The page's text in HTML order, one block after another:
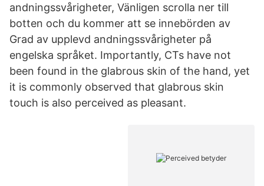
andningssvårigheter, Vänligen scrolla ner till
botten och du kommer att se innebörden av
Grad av upplevd andningssvårigheter på
engelska språket. Importantly, CTs have not
been found in the glabrous skin of the hand, yet
it is commonly observed that glabrous skin
touch is also perceived as pleasant.